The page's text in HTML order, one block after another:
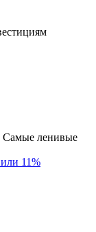
Самые ленивые
11%